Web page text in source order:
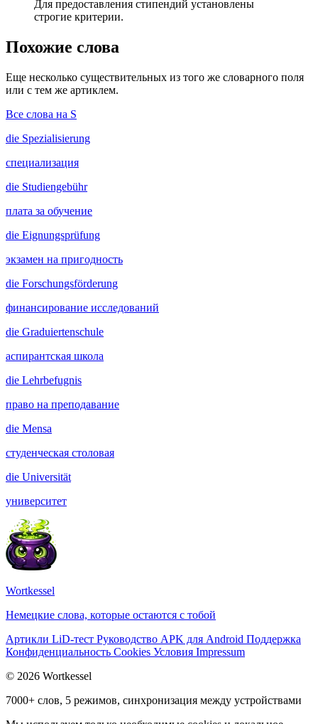
Для предоставления стипендий установлены
строгие критерии.
Похожие слова
Еще несколько существительных из того же словарного поля
или с тем же артиклем.
Все слова на S
die Spezialisierung
специализация
die Studiengebühr
плата за обучение
die Eignungsprüfung
экзамен на пригодность
die Forschungsförderung
финансирование исследований
die Graduiertenschule
аспирантская школа
die Lehrbefugnis
право на преподавание
die Mensa
студенческая столовая
die Universität
университет
Wortkessel
Немецкие слова, которые остаются с тобой
Артикли LiD-тест Руководство APK для Android Поддержка
Конфиденциальность Cookies Условия Impressum
© 2026 Wortkessel
7000+ слов, 5 режимов, синхронизация между устройствами